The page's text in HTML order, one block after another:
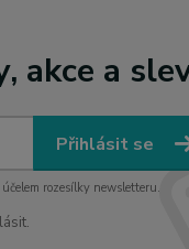
akce a
Přihlásit se
rozesílky newsletteru.